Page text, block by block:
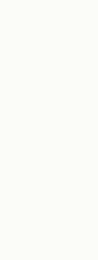
Wählen,